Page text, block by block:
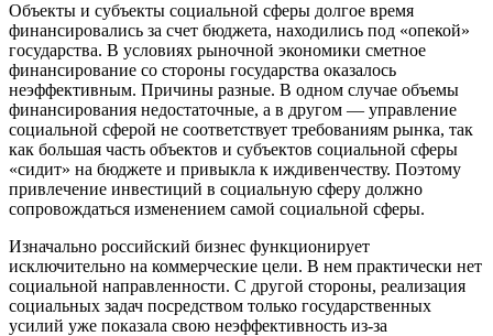
Объекты и субъекты социальной сферы долгое время
финансировались за счет бюджета, находились под «опекой»
государства. В условиях рыночной экономики сметное
финансирование со стороны государства оказалось
неэффективным. Причины разные. В одном случае объемы
финансирования недостаточные, а в другом — управление
социальной сферой не соответствует требованиям рынка, так
как большая часть объектов и субъектов социальной сферы
«сидит» на бюджете и привыкла к иждивенчеству. Поэтому
привлечение инвестиций в социальную сферу должно
сопровождаться изменением самой социальной сферы.
Изначально российский бизнес функционирует
исключительно на коммерческие цели. В нем практически нет
социальной направленности. С другой стороны, реализация
социальных задач посредством только государственных
усилий уже показала свою неэффективность из-за